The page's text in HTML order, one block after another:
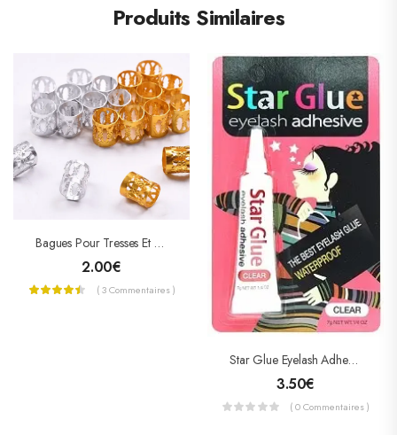
Produits Similaires
Bagues Pour Tresses Et Locks (grandes Et Petites)
2.00€
( 3 Commentaires )
Star Glue Eyelash Adhesive (colle Pour Faux Cils) Clear
3.50€
( 0 Commentaires )